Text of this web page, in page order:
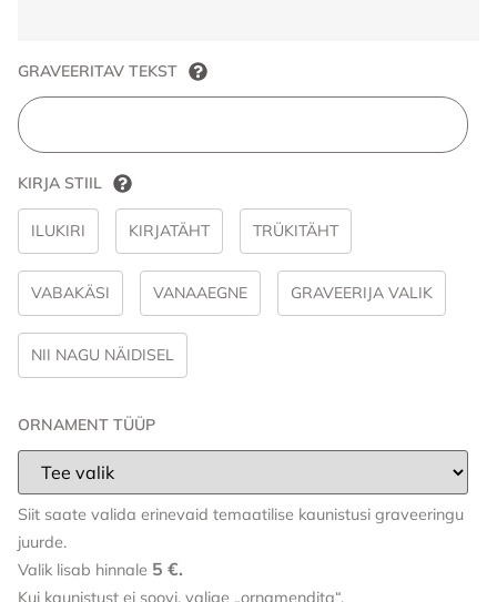
GRAVEERITAV TEKST
KIRJA STIIL
ILUKIRI KIRJATÄHT TRÜKITÄHT
VABAKÄSI VANAAEGNE GRAVEERIJA VALIK
NII NAGU NÄIDISEL
ORNAMENT TÜÜP
Siit saate valida erinevaid temaatilise kaunistusi graveeringu
juurde.
Valik lisab hinnale 5 €.
Kui kaunistust ei soovi, valige „ornamendita“.